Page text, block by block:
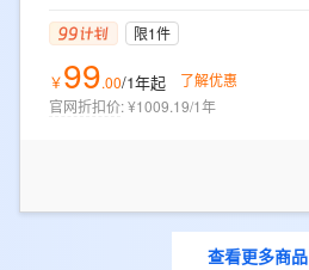
限1件
￥99.00/1年起
了解优惠
官网折扣价:¥1009.19/1年
查看更多商品